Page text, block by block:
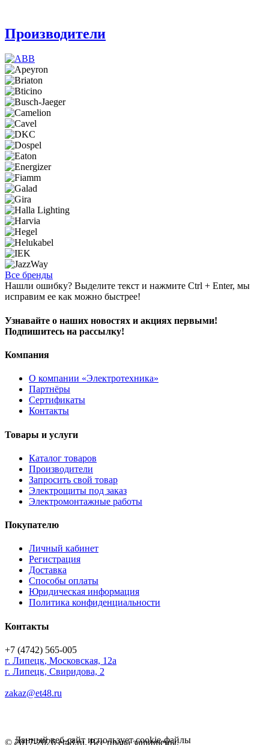
Производители
Все бренды
Нашли ошибку? Выделите текст и нажмите Ctrl + Enter, мы
исправим ее как можно быстрее!
Узнавайте о наших новостях и акциях первыми!
Подпишитесь на рассылку!
Компания
О компании «Электротехника»
Партнёры
Сертификаты
Контакты
Товары и услуги
Каталог товаров
Производители
Запросить свой товар
Электрощиты под заказ
Электромонтажные работы
Покупателю
Личный кабинет
Регистрация
Доставка
Способы оплаты
Юридическая информация
Политика конфиденциальности
Контакты
+7 (4742) 565-005
г. Липецк, Московская, 12а
г. Липецк, Свиридова, 2
zakaz@et48.ru
© 2017-2026 et48.ru. Все права защищены.
Данный веб-сайт использует cookie-файлы